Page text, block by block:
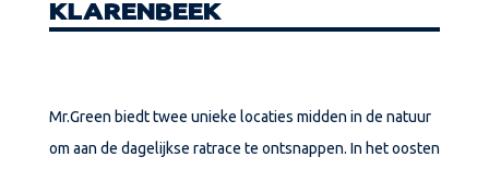
KLARENBEEK
Mr.Green biedt twee unieke locaties midden in de natuur
om aan de dagelijkse ratrace te ontsnappen. In het oosten